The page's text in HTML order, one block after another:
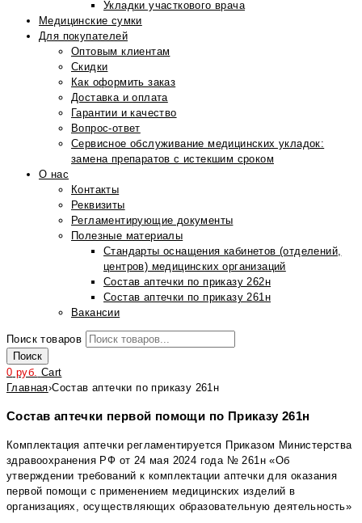
Укладки участкового врача
Медицинские сумки
Для покупателей
Оптовым клиентам
Скидки
Как оформить заказ
Доставка и оплата
Гарантии и качество
Вопрос-ответ
Сервисное обслуживание медицинских укладок:
замена препаратов с истекшим сроком
О нас
Контакты
Реквизиты
Регламентирующие документы
Полезные материалы
Стандарты оснащения кабинетов (отделений,
центров) медицинских организаций
Состав аптечки по приказу 262н
Состав аптечки по приказу 261н
Вакансии
Поиск товаров
Поиск
0 руб. Cart
Главная›Состав аптечки по приказу 261н
Состав аптечки первой помощи по Приказу 261н
Комплектация аптечки регламентируется Приказом Министерства
здравоохранения РФ от 24 мая 2024 года № 261н «Об
утверждении требований к комплектации аптечки для оказания
первой помощи с применением медицинских изделий в
организациях, осуществляющих образовательную деятельность»